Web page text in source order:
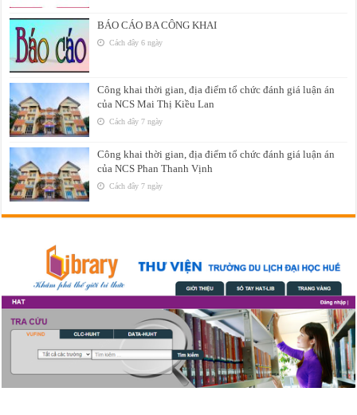
BÁO CÁO BA CÔNG KHAI
Cách đây 6 ngày
Công khai thời gian, địa điểm tổ chức đánh giá luận án
của NCS Mai Thị Kiều Lan
Cách đây 7 ngày
Công khai thời gian, địa điểm tổ chức đánh giá luận án
của NCS Phan Thanh Vịnh
Cách đây 7 ngày